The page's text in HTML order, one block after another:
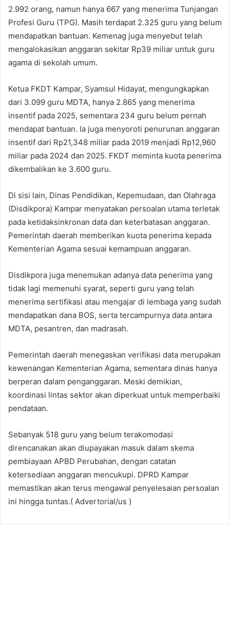
2.992 orang, namun hanya 667 yang menerima Tunjangan
Profesi Guru (TPG). Masih terdapat 2.325 guru yang belum
mendapatkan bantuan. Kemenag juga menyebut telah
mengalokasikan anggaran sekitar Rp39 miliar untuk guru
agama di sekolah umum.
Ketua FKDT Kampar, Syamsul Hidayat, mengungkapkan
dari 3.099 guru MDTA, hanya 2.865 yang menerima
insentif pada 2025, sementara 234 guru belum pernah
mendapat bantuan. Ia juga menyoroti penurunan anggaran
insentif dari Rp21,348 miliar pada 2019 menjadi Rp12,960
miliar pada 2024 dan 2025. FKDT meminta kuota penerima
dikembalikan ke 3.600 guru.
Di sisi lain, Dinas Pendidikan, Kepemudaan, dan Olahraga
(Disdikpora) Kampar menyatakan persoalan utama terletak
pada ketidaksinkronan data dan keterbatasan anggaran.
Pemerintah daerah memberikan kuota penerima kepada
Kementerian Agama sesuai kemampuan anggaran.
Disdikpora juga menemukan adanya data penerima yang
tidak lagi memenuhi syarat, seperti guru yang telah
menerima sertifikasi atau mengajar di lembaga yang sudah
mendapatkan dana BOS, serta tercampurnya data antara
MDTA, pesantren, dan madrasah.
Pemerintah daerah menegaskan verifikasi data merupakan
kewenangan Kementerian Agama, sementara dinas hanya
berperan dalam penganggaran. Meski demikian,
koordinasi lintas sektor akan diperkuat untuk memperbaiki
pendataan.
Sebanyak 518 guru yang belum terakomodasi
direncanakan akan diupayakan masuk dalam skema
pembiayaan APBD Perubahan, dengan catatan
ketersediaan anggaran mencukupi. DPRD Kampar
memastikan akan terus mengawal penyelesaian persoalan
ini hingga tuntas.( Advertorial/us )